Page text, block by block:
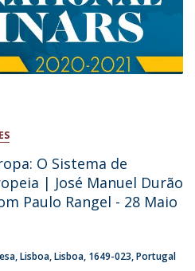
O Sistema de
| José Manuel Durão
Paulo Rangel - 28 Maio
Lisboa Lisboa 1649-023 Portugal